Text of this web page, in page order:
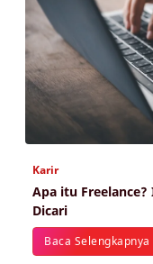
Karir
Apa itu
Dicari
Baca Selengkapnya